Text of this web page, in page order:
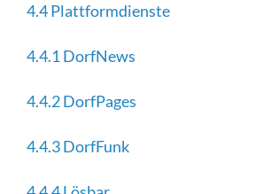
4.4 Plattformdienste
4.4.1 DorfNews
4.4.2 DorfPages
4.4.3 DorfFunk